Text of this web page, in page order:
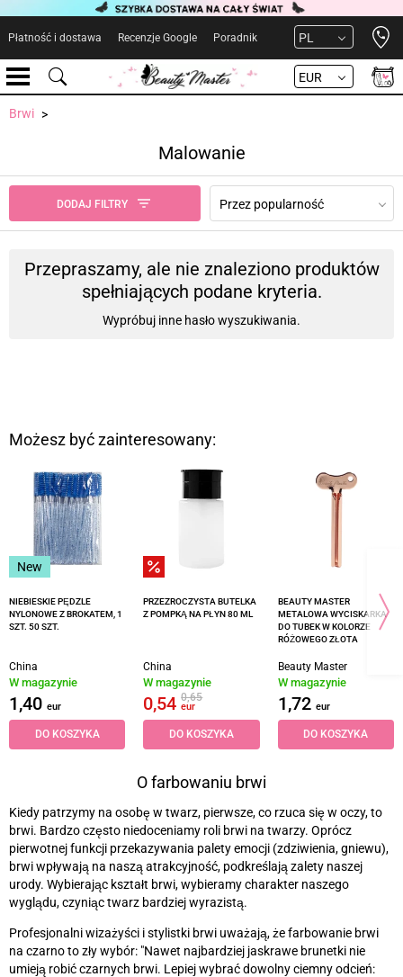
Płatność i dostawa Recenzje Google Poradnik PL
EUR
Brwi
Malowanie
DODAJ FILTRY Przez popularność
Przepraszamy, ale nie znaleziono produktów
spełniających podane kryteria.
Wypróbuj inne hasło wyszukiwania.
Możesz być zainteresowany:
New
NIEBIESKIE PĘDZLE
NYLONOWE Z BROKATEM, 1
SZT. 50 SZT.
China
W magazynie
1,40 eur
DO KOSZYKA
PRZEZROCZYSTA BUTELKA
Z POMPKĄ NA PŁYN 80 ML
China
W magazynie
0,540,65
eur
DO KOSZYKA
BEAUTY MASTER
METALOWA WYCISKARKA
DO TUBEK W KOLORZE
RÓŻOWEGO ZŁOTA
Beauty Master
W magazynie
1,72 eur
DO KOSZYKA
O farbowaniu brwi
Kiedy patrzymy na osobę w twarz, pierwsze, co rzuca się w oczy, to
brwi. Bardzo często niedoceniamy roli brwi na twarzy. Oprócz
pierwotnej funkcji przekazywania palety emocji (zdziwienia, gniewu),
brwi wpływają na naszą atrakcyjność, podkreślają zalety naszej
urody. Wybierając kształt brwi, wybieramy charakter naszego
wyglądu, czyniąc twarz bardziej wyrazistą.
Profesjonalni wizażyści i stylistki brwi uważają, że farbowanie brwi
na czarno to zły wybór: "Nawet najbardziej jaskrawe brunetki nie
umieją robić czarnych brwi. Lepiej wybrać dowolny ciemny odcień: